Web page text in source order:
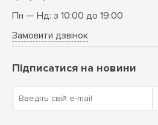
Пн — Нд: з 10:00 до 19:00
Замовити дзвінок
Підписатися на новини
Введіть свій e-mail